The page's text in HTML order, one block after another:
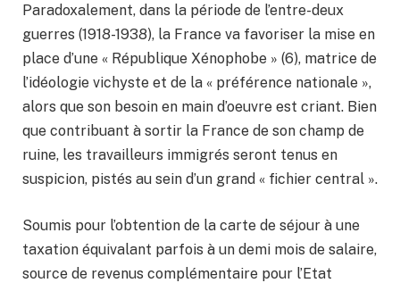
Paradoxalement, dans la période de l’entre-deux
guerres (1918-1938), la France va favoriser la mise en
place d’une « République Xénophobe » (6), matrice de
l’idéologie vichyste et de la « préférence nationale »,
alors que son besoin en main d’oeuvre est criant. Bien
que contribuant à sortir la France de son champ de
ruine, les travailleurs immigrés seront tenus en
suspicion, pistés au sein d’un grand « fichier central ».
Soumis pour l’obtention de la carte de séjour à une
taxation équivalant parfois à un demi mois de salaire,
source de revenus complémentaire pour l’Etat